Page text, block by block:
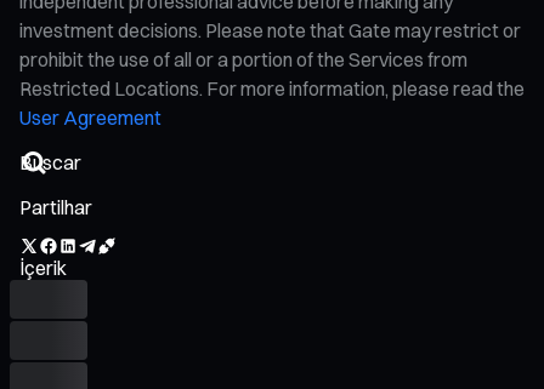
investment decisions. Please note that Gate may restrict or
prohibit the use of all or a portion of the Services from
Restricted Locations. For more information, please read the
User Agreement
Partilhar
İçerik